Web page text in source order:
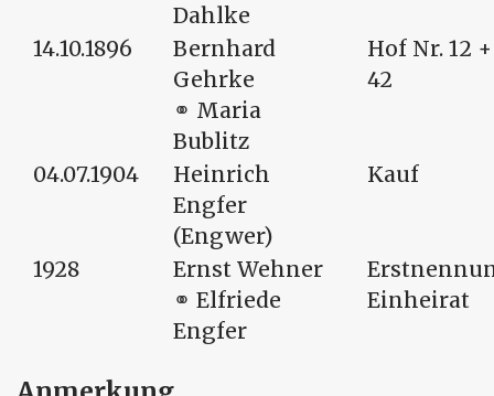
Dahlke
14.10.1896
Bernhard
Gehrke
⚭ Maria
Bublitz
Hof Nr. 12 +
42
04.07.1904
Heinrich
Engfer
(Engwer)
Kauf
1928
Ernst Wehner
⚭ Elfriede
Engfer
Einheirat